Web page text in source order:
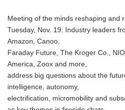
Meeting of the minds reshaping and
Tuesday, Nov. 19: Industry leaders
Amazon, Canoo,
Faraday Future, The Kroger Co.,
America, Zoox and more,
address big questions about the
intelligence, autonomy,
electrification, micromobility and